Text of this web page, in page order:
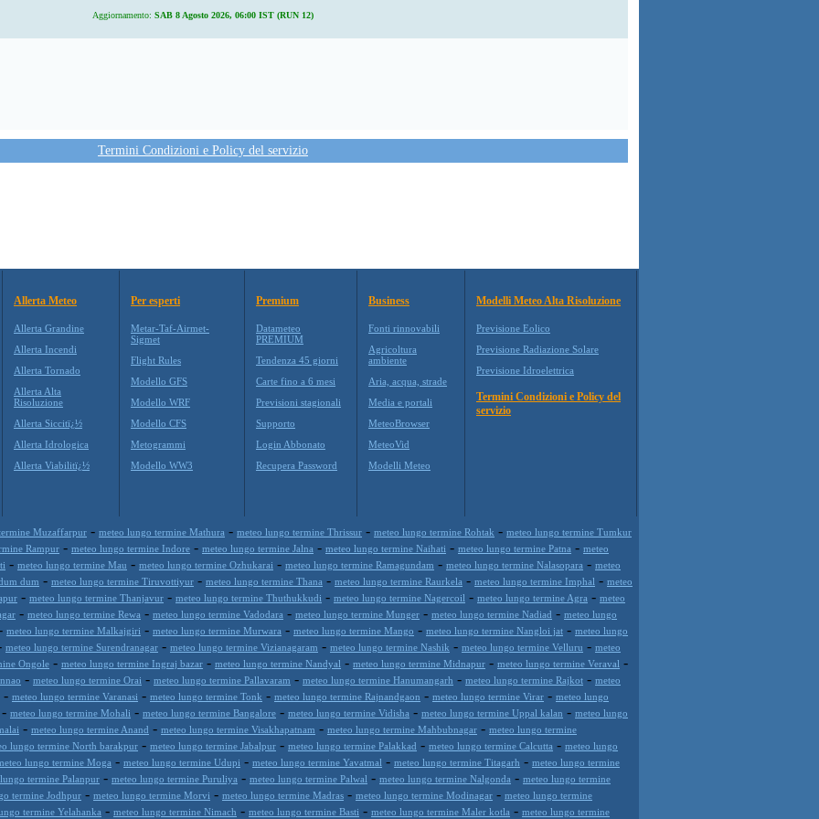
Aggiornamento: SAB 8 Agosto 2026, 06:00 IST (RUN 12)
Termini Condizioni e Policy del servizio
Allerta Meteo
Allerta Grandine
Allerta Incendi
Allerta Tornado
Allerta Alta
Risoluzione
Allerta Siccitï¿½
Allerta Idrologica
Allerta Viabilitï¿½
Per esperti
Metar-Taf-Airmet-
Sigmet
Flight Rules
Modello GFS
Modello WRF
Modello CFS
Metogrammi
Modello WW3
Premium
Datameteo
PREMIUM
Tendenza 45 giorni
Carte fino a 6 mesi
Previsioni stagionali
Supporto
Login Abbonato
Recupera Password
Business
Fonti rinnovabili
Agricoltura
ambiente
Aria, acqua, strade
Media e portali
MeteoBrowser
MeteoVid
Modelli Meteo
Modelli Meteo Alta Risoluzione
Previsione Eolico
Previsione Radiazione Solare
Previsione Idroelettrica
Termini Condizioni e Policy del
servizio
Muzaffarpur - meteo lungo termine Mathura - meteo lungo termine Thrissur - meteo lungo termine Rohtak - meteo lungo termine Tumkur
Rampur - meteo lungo termine Indore - meteo lungo termine Jalna - meteo lungo termine Naihati - meteo lungo termine Patna - meteo
- meteo lungo termine Mau - meteo lungo termine Ozhukarai - meteo lungo termine Ramagundam - meteo lungo termine Nalasopara - meteo
dum - meteo lungo termine Tiruvottiyur - meteo lungo termine Thana - meteo lungo termine Raurkela - meteo lungo termine Imphal - meteo
- meteo lungo termine Thanjavur - meteo lungo termine Thuthukkudi - meteo lungo termine Nagercoil - meteo lungo termine Agra - meteo
- meteo lungo termine Rewa - meteo lungo termine Vadodara - meteo lungo termine Munger - meteo lungo termine Nadiad - meteo lungo
meteo lungo termine Malkajgiri - meteo lungo termine Murwara - meteo lungo termine Mango - meteo lungo termine Nangloi jat - meteo lungo
meteo lungo termine Surendranagar - meteo lungo termine Vizianagaram - meteo lungo termine Nashik - meteo lungo termine Velluru - meteo
Ongole - meteo lungo termine Ingraj bazar - meteo lungo termine Nandyal - meteo lungo termine Midnapur - meteo lungo termine Veraval -
- meteo lungo termine Orai - meteo lungo termine Pallavaram - meteo lungo termine Hanumangarh - meteo lungo termine Rajkot - meteo
- meteo lungo termine Varanasi - meteo lungo termine Tonk - meteo lungo termine Rajnandgaon - meteo lungo termine Virar - meteo lungo
meteo lungo termine Mohali - meteo lungo termine Bangalore - meteo lungo termine Vidisha - meteo lungo termine Uppal kalan - meteo lungo
- meteo lungo termine Anand - meteo lungo termine Visakhapatnam - meteo lungo termine Mahbubnagar - meteo lungo termine
lungo termine North barakpur - meteo lungo termine Jabalpur - meteo lungo termine Palakkad - meteo lungo termine Calcutta - meteo lungo
lungo termine Moga - meteo lungo termine Udupi - meteo lungo termine Yavatmal - meteo lungo termine Titagarh - meteo lungo termine
termine Palanpur - meteo lungo termine Puruliya - meteo lungo termine Palwal - meteo lungo termine Nalgonda - meteo lungo termine
termine Jodhpur - meteo lungo termine Morvi - meteo lungo termine Madras - meteo lungo termine Modinagar - meteo lungo termine
termine Yelahanka - meteo lungo termine Nimach - meteo lungo termine Basti - meteo lungo termine Maler kotla - meteo lungo termine